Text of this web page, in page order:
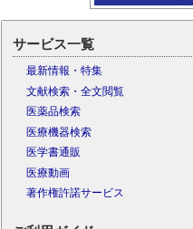
サービス一覧
最新情報・特集
文献検索・全文閲覧
医薬品検索
医療機器検索
医学書通販
医療動画
著作権許諾サービス